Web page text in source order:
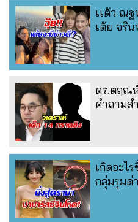
เเต้ว ณ
เต้ย จริ
ดร.ตฤณ
คำถามส
เกิดอะไ
กลุ่มรุมด่